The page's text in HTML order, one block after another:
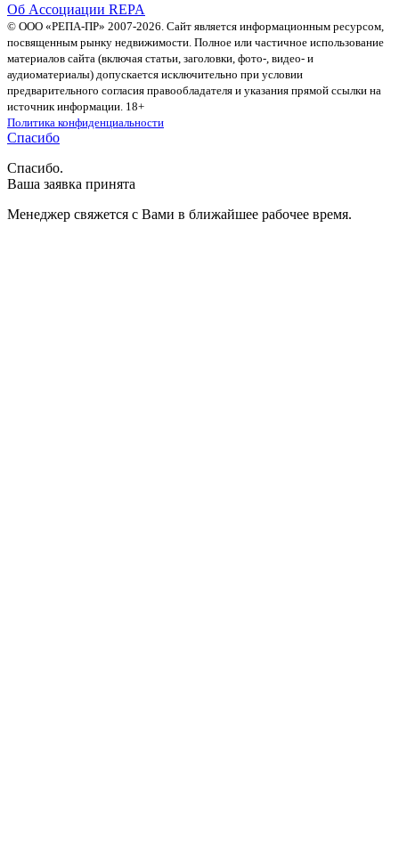
Об Ассоциации REPA
© ООО «РЕПА-ПР» 2007-2026. Сайт является информационным ресурсом,
посвященным рынку недвижимости. Полное или частичное использование
материалов сайта (включая статьи, заголовки, фото-, видео- и
аудиоматериалы) допускается исключительно при условии
предварительного согласия правообладателя и указания прямой ссылки на
источник информации. 18+
Политика конфиденциальности
Спасибо
Спасибо.
Ваша заявка принята
Менеджер свяжется с Вами в ближайшее рабочее время.